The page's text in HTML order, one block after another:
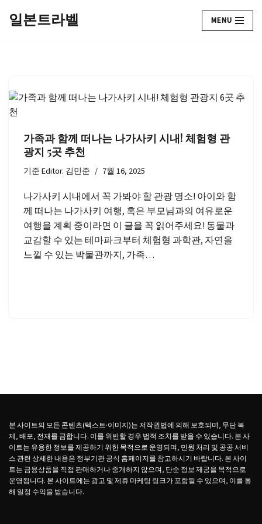
건
뛰
일본트라벨 MENU
가족과 함께 떠나는 나가사키 시내! 체험형 관
광지 5곳 추천
기준Editor. 김민준 7월 16, 2025
나가사키 시내에서 꼭 가봐야 할 관광 명소! 아이와 함
께 떠나는 나가사키 여행, 혹은 부모님과의 여유로운
여행을 계획 중이라면 이 글을 꼭 읽어주세요! 동물과
교감할 수 있는 테마파크부터 체험형 과학관, 자연을
느낄 수 있는 박물관까지, 가족…
본 사이트의 모든 콘텐츠(텍스트·이미지)는 저작권법에 의해 보호되며, 무단 복
제, 배포, 전재를 금합니다. 이를 위반할 경우 법적 조치를 받을 수 있습니다. 본 사
이트는 유용한 정보를 제공하기 위한 목적으로 운영되며, 민원 처리 및 공공 서비
스 관련 상세한 내용은 정부기관 공식 홈페이지를 참고하시기 바랍니다. 본 사이
트는 금융상품을 직접 판매하거나 중개하지 않으며, 단순 정보 제공을 목적으로
운영됩니다. 본 사이트에는 광고 및 제휴 마케팅 링크가 포함될 수 있으며, 이를 통
해 일정 수익을 받습니다.